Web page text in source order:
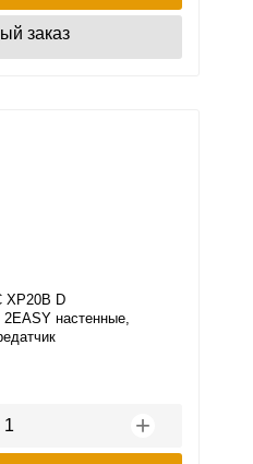
заказ
XP20B D
настенные,
+